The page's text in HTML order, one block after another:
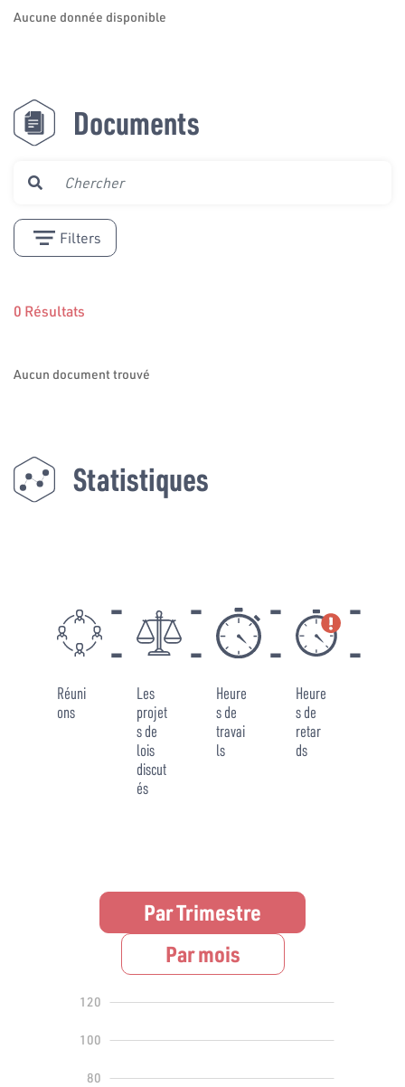
Aucune donnée disponible
Documents
Filters
0 Résultats
Aucun document trouvé
Statistiques
-
-
Réuni
ons
-
-
Les
projet
s de
lois
discut
és
-
-
Heure
s de
travai
ls
-
-
Heure
s de
retar
ds
Par Trimestre
Par mois
80
100
120